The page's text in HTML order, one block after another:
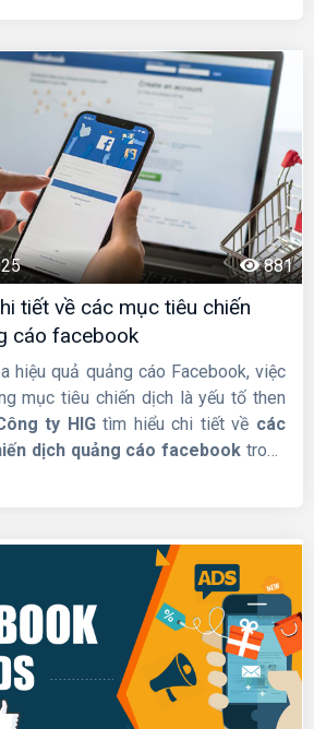
881
tiết về các mục tiêu chiến
cáo facebook
hiệu quả quảng cáo Facebook, việc
mục tiêu chiến dịch là yếu tố then
ty HIGtìm hiểu chi tiết về các
dịch quảng cáo facebooktrong